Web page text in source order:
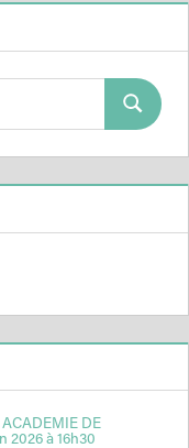
Search
DE
2026 à 16h30